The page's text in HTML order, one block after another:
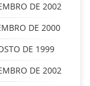
DE 2002
DE 2000
DE 1999
DE 2002